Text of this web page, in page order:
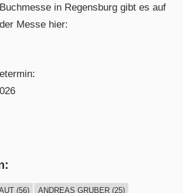
in Regensburg gibt es auf
Messe hier:
(56) ANDREAS GRUBER(25)